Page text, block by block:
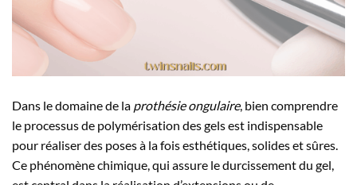
Dans le domaine de la prothésie ongulaire, bien comprendre
le processus de polymérisation des gels est indispensable
pour réaliser des poses à la fois esthétiques, solides et sûres.
Ce phénomène chimique, qui assure le durcissement du gel,